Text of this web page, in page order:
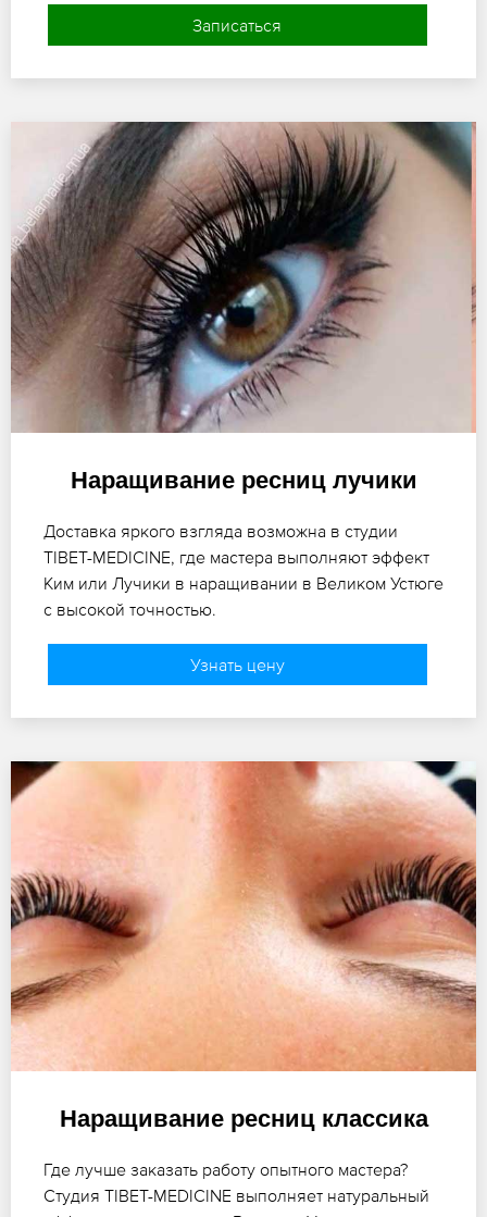
Записаться
Наращивание ресниц лучики
Доставка яркого взгляда возможна в студии
TIBET-MEDICINE, где мастера выполняют эффект
Ким или Лучики в наращивании в Великом Устюге
с высокой точностью.
Узнать цену
Наращивание ресниц классика
Где лучше заказать работу опытного мастера?
Студия TIBET-MEDICINE выполняет натуральный